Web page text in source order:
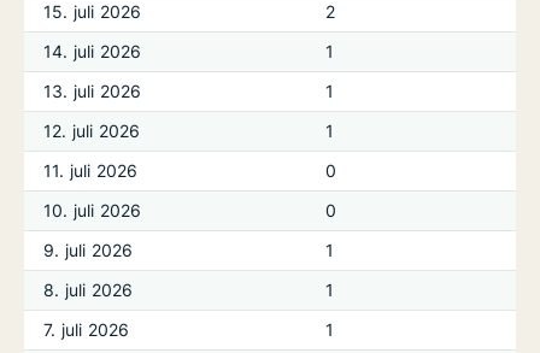
15. juli 2026
2
14. juli 2026
1
13. juli 2026
1
12. juli 2026
1
11. juli 2026
0
10. juli 2026
0
9. juli 2026
1
8. juli 2026
1
7. juli 2026
1